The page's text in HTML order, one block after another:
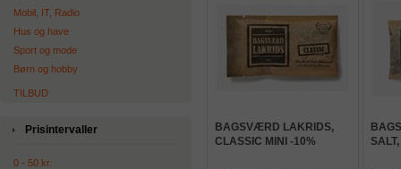
Mobil, IT, Radio
Hus og have
Sport og mode
Børn og hobby
TILBUD
Prisintervaller
0 - 50 kr.
BAGSVÆRD LAKRIDS,
CLASSIC MINI -10%